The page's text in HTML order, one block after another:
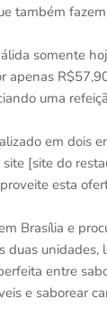
também
somente
apenas
uma
em dois
[site do
esta
Brasília e
duas
entre
e saborear